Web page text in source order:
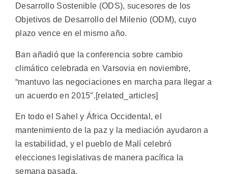
Desarrollo Sostenible (ODS), sucesores de los
Objetivos de Desarrollo del Milenio (ODM), cuyo
plazo vence en el mismo año.
Ban añadió que la conferencia sobre cambio
climático celebrada en Varsovia en noviembre,
“mantuvo las negociaciones en marcha para llegar a
un acuerdo en 2015″.[related_articles]
En todo el Sahel y África Occidental, el
mantenimiento de la paz y la mediación ayudaron a
la estabilidad, y el pueblo de Malí celebró
elecciones legislativas de manera pacífica la
semana pasada.